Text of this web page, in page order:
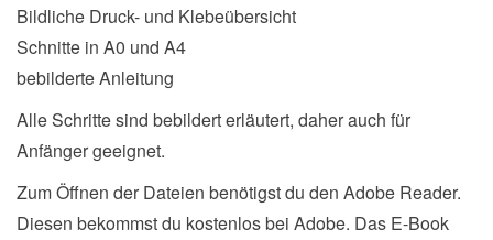
Bildliche Druck- und Klebeübersicht
Schnitte in A0 und A4
bebilderte Anleitung
Alle Schritte sind bebildert erläutert, daher auch für
Anfänger geeignet.
Zum Öffnen der Dateien benötigst du den Adobe Reader.
Diesen bekommst du kostenlos bei Adobe. Das E-Book